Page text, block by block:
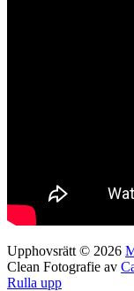
Upphovsrätt © 2026
Clean Fotografie av
Rulla upp